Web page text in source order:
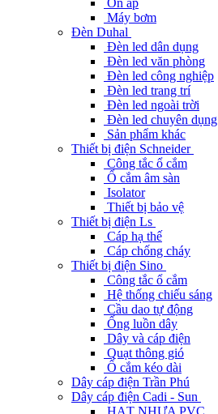
Ổn áp
Máy bơm
Đèn Duhal
Đèn led dân dụng
Đèn led văn phòng
Đèn led công nghiệp
Đèn led trang trí
Đèn led ngoài trời
Đèn led chuyên dụng
Sản phẩm khác
Thiết bị điện Schneider
Công tắc ổ cắm
Ổ cắm âm sàn
Isolator
Thiết bị bảo vệ
Thiết bị điện Ls
Cáp hạ thế
Cáp chống cháy
Thiết bị điện Sino
Công tắc ổ cắm
Hệ thống chiếu sáng
Cầu dao tự động
Ống luồn dây
Dây và cáp điện
Quạt thông gió
Ổ cắm kéo dài
Dây cáp điện Trần Phú
Dây cáp điện Cadi - Sun
HẠT NHỰA PVC